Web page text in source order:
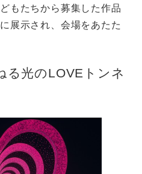
もたちから募集した作品
展示され、会場をあたた
る光のLOVEトンネ